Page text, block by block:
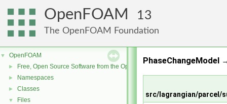
OpenFOAM 13
The OpenFOAM Foundation
▼ OpenFOAM
► Free, Open Source Software from the OpenFOAM Foundation
► Namespaces
► Classes
▼ Files
PhaseChangeModel
src/lagrangian/parcel/